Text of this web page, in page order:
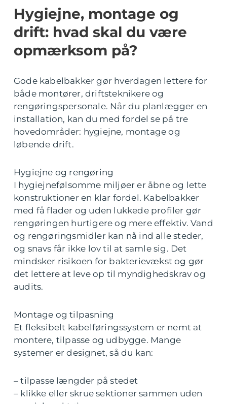
Hygiejne, montage og
drift: hvad skal du være
opmærksom på?
Gode kabelbakker gør hverdagen lettere for
både montører, driftsteknikere og
rengøringspersonale. Når du planlægger en
installation, kan du med fordel se på tre
hovedområder: hygiejne, montage og
løbende drift.
Hygiejne og rengøring
I hygiejnefølsomme miljøer er åbne og lette
konstruktioner en klar fordel. Kabelbakker
med få flader og uden lukkede profiler gør
rengøringen hurtigere og mere effektiv. Vand
og rengøringsmidler kan nå ind alle steder,
og snavs får ikke lov til at samle sig. Det
mindsker risikoen for bakterievækst og gør
det lettere at leve op til myndighedskrav og
audits.
Montage og tilpasning
Et fleksibelt kabelføringssystem er nemt at
montere, tilpasse og udbygge. Mange
systemer er designet, så du kan:
– tilpasse længder på stedet
– klikke eller skrue sektioner sammen uden